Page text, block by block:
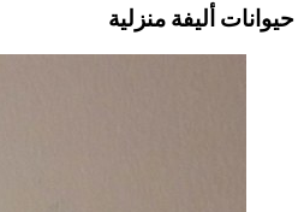
حيوانات أليفة منزلية